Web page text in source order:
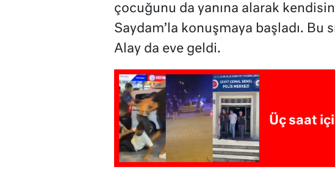
çocuğunu da yanına alarak
Saydam’la konuşmaya başladı. Bu
Alay da eve geldi.
Üç saat